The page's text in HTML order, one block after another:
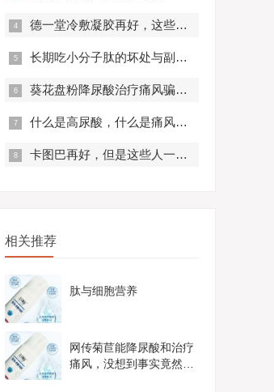
德一堂冷敷凝胶再好，这些人一定不要用！还有些人必须..........
长期吃小分子肽的坏处与副作用，肽与蛋白质的区别
葵花盘粉降尿酸治疗痛风骗局？真实曝光，赶紧来看！
什么是高尿酸，什么是痛风？痛风有什么症状？
卡图巴再好，但是这些人一定不要服用！
相关推荐
肽与细胞营养
网传菊苣能降尿酸和治疗
痛风，没想到事实竟然是